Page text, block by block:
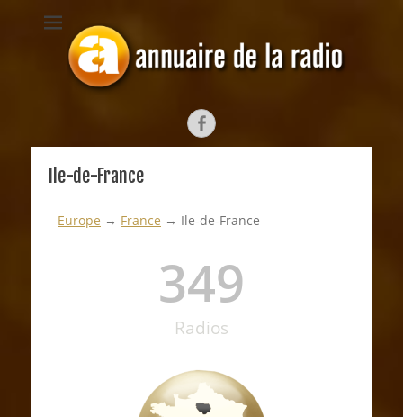
RADIO
Depuis 1998, l'annuaire radiophonique francophone
Ile-de-France
Europe → France → Ile-de-France
Radios
349